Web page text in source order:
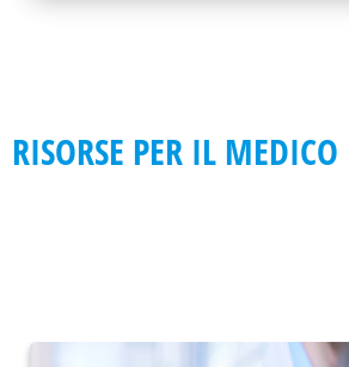
RISORSE PER IL MEDICO